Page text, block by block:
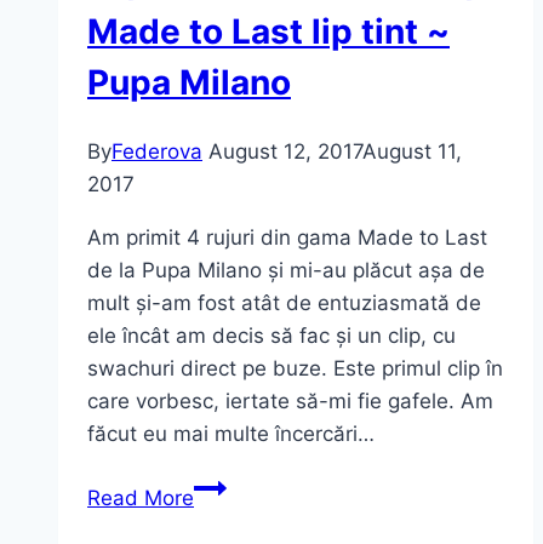
Made to Last lip tint ~
Pupa Milano
ByFederova August 12, 2017August 11,
2017
Am primit 4 rujuri din gama Made to Last
de la Pupa Milano și mi-au plăcut așa de
mult și-am fost atât de entuziasmată de
ele încât am decis să fac și un clip, cu
swachuri direct pe buze. Este primul clip în
care vorbesc, iertate să-mi fie gafele. Am
făcut eu mai multe încercări…
Read MoreRujurile